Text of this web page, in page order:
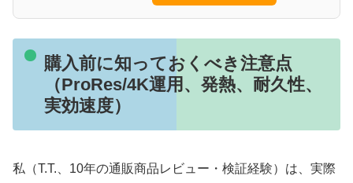
購入前に知っておくべき注意点
（ProRes/4K運用、発熱、耐久性、
実効速度）
私（T.T.、10年の通販商品レビュー・検証経験）は、実際